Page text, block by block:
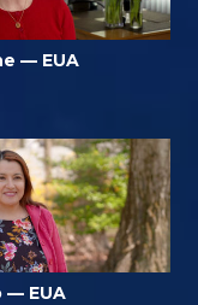
— EUA
— EUA